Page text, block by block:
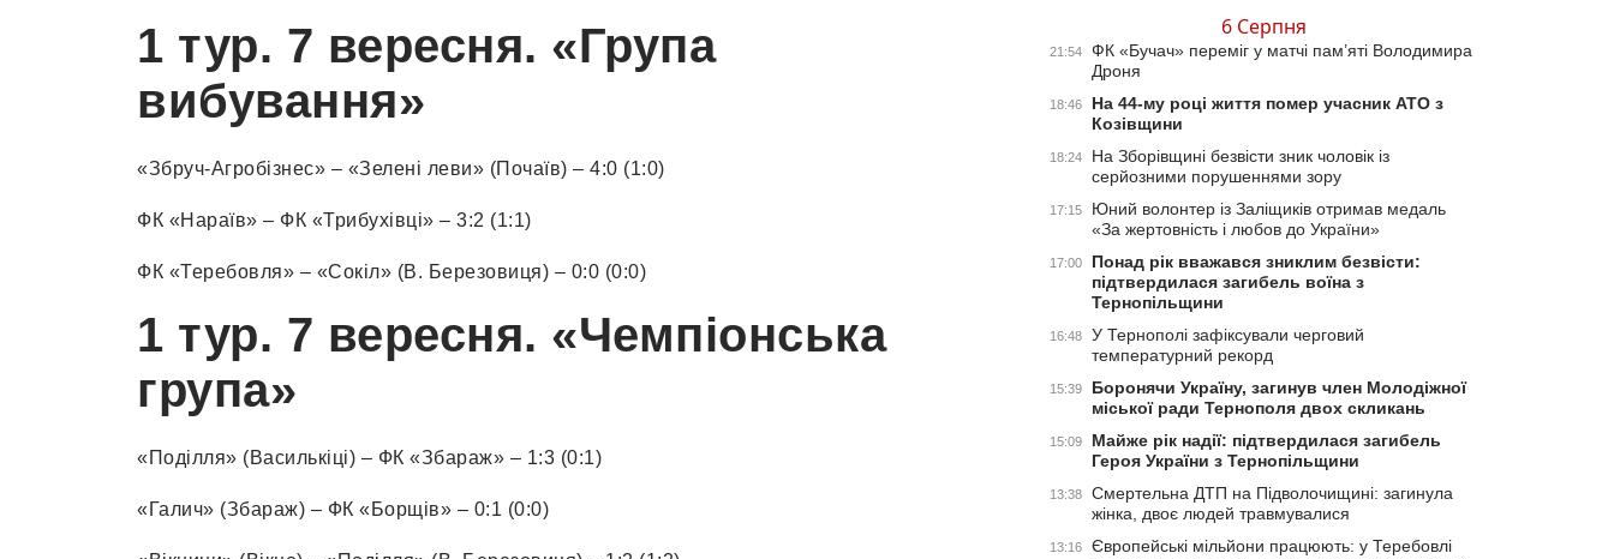
1 тур. 7 вересня. «Група
вибування»
«Збруч-Агробізнес» – «Зелені леви» (Почаїв) – 4:0 (1:0)
ФК «Нараїв» – ФК «Трибухівці» – 3:2 (1:1)
ФК «Теребовля» – «Сокіл» (В. Березовиця) – 0:0 (0:0)
1 тур. 7 вересня. «Чемпіонська
група»
«Поділля» (Василькіці) – ФК «Збараж» – 1:3 (0:1)
«Галич» (Збараж) – ФК «Борщів» – 0:1 (0:0)
6 Серпня
21:54
ФК «Бучач» переміг у матчі пам’яті Володимира
Дроня
18:46
На 44-му році життя помер учасник АТО з
Козівщини
18:24
На Зборівщині безвісти зник чоловік із
серйозними порушеннями зору
17:15
Юний волонтер із Заліщиків отримав медаль
«За жертовність і любов до України»
17:00
Понад рік вважався зниклим безвісти:
підтвердилася загибель воїна з
Тернопільщини
16:48
У Тернополі зафіксували черговий
температурний рекорд
15:39
Боронячи Україну, загинув член Молодіжної
міської ради Тернополя двох скликань
15:09
Майже рік надії: підтвердилася загибель
Героя України з Тернопільщини
13:38
Смертельна ДТП на Підволочищині: загинула
жінка, двоє людей травмувалися
13:16
Європейські мільйони працюють: у Теребовлі